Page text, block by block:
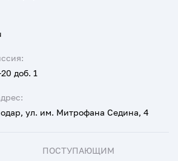
ул. им. Митрофана Седина, 4
доб. 1
ПОСТУПАЮЩИМ